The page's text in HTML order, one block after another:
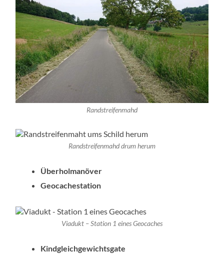
Randstreifenmahd
Randstreifenmahd drum herum
Überholmanöver
Geocachestation
Viadukt – Station 1 eines Geocaches
Kindgleichgewichtsgate